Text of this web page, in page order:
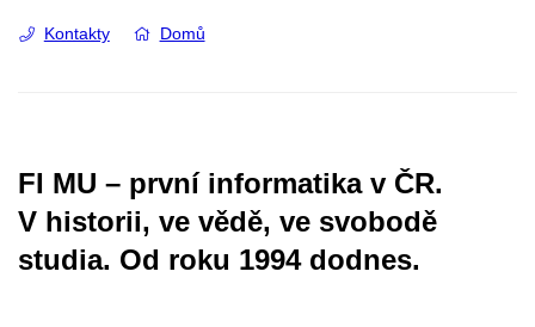
Kontakty Domů
FI MU – první informatika v ČR.
V historii, ve vědě, ve svobodě
studia. Od roku 1994 dodnes.